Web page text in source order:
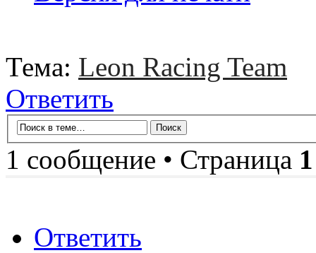
Тема: Leon Racing Team
Ответить
1 сообщение • Страница 1
Ответить